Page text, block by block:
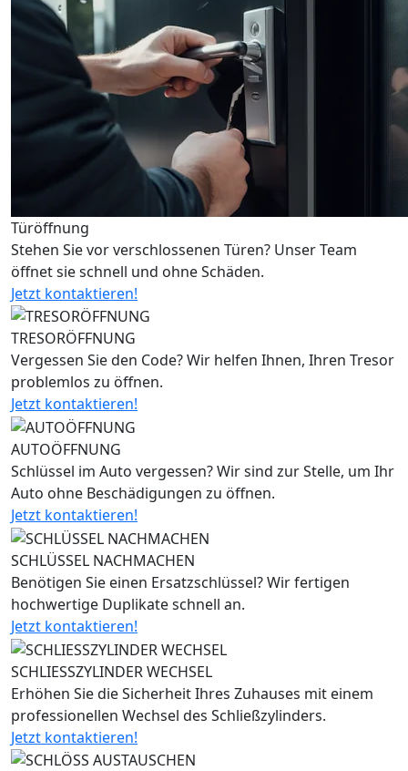
Türöffnung
Stehen Sie vor verschlossenen Türen? Unser Team
öffnet sie schnell und ohne Schäden.
Jetzt kontaktieren!
TRESORÖFFNUNG
Vergessen Sie den Code? Wir helfen Ihnen, Ihren Tresor
problemlos zu öffnen.
Jetzt kontaktieren!
AUTOÖFFNUNG
Schlüssel im Auto vergessen? Wir sind zur Stelle, um Ihr
Auto ohne Beschädigungen zu öffnen.
Jetzt kontaktieren!
SCHLÜSSEL NACHMACHEN
Benötigen Sie einen Ersatzschlüssel? Wir fertigen
hochwertige Duplikate schnell an.
Jetzt kontaktieren!
SCHLIESSZYLINDER WECHSEL
Erhöhen Sie die Sicherheit Ihres Zuhauses mit einem
professionellen Wechsel des Schließzylinders.
Jetzt kontaktieren!